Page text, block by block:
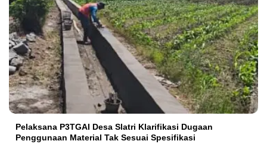
Pelaksana P3TGAI Desa Slatri Klarifikasi Dugaan
Penggunaan Material Tak Sesuai Spesifikasi